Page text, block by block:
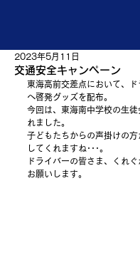
交通安全キャンペーン
2023年5月11日
東海高前交差点において、ド
へ啓発グッズを配布。
今回は、東海南中学校の生徒
れました。
子どもたちからの声掛けの
してくれますね･･･。
ドライバーの皆さま、くれ
お願いします。